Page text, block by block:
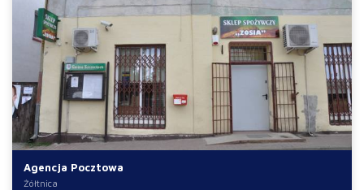
Agencja Pocztowa
Żółtnica